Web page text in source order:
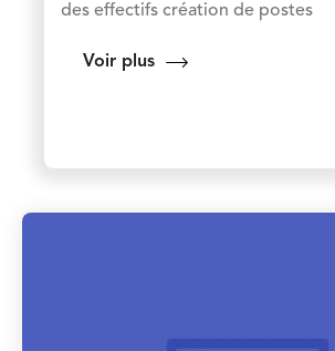
des effectifs création de postes
Voir plus